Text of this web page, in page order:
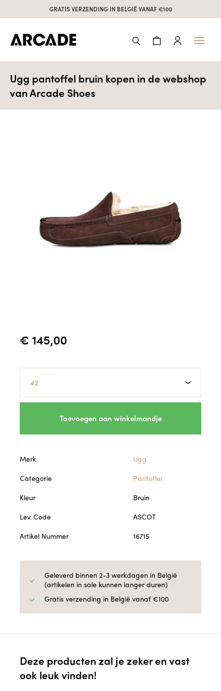
GRATIS VERZENDING IN BELGIË VANAF €100
Toggle
Ugg pantoffel bruin kopen in de webshop
van Arcade Shoes
€ 145,00
Toevoegen aan winkelmandje
Merk
Ugg
Categorie
Pantoffel
Kleur
Bruin
Lev. Code
ASCOT
Artikel Nummer
16715
Geleverd binnen 2-3 werkdagen in België
(artikelen in sale kunnen langer duren)
Gratis verzending in België vanaf €100
Deze producten zal je zeker en vast
ook leuk vinden!